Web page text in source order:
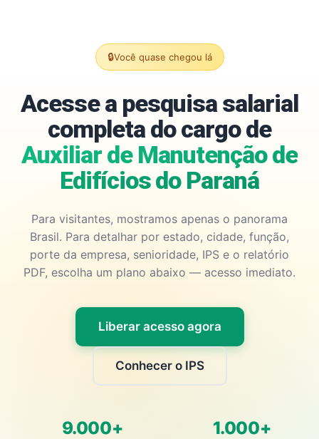
🔒Você quase chegou lá
Acesse a pesquisa salarial
completa do cargo de
Auxiliar de Manutenção de
Edifícios do Paraná
Para visitantes, mostramos apenas o panorama
Brasil. Para detalhar por estado, cidade, função,
porte da empresa, senioridade, IPS e o relatório
PDF, escolha um plano abaixo — acesso imediato.
Liberar acesso agora
Conhecer o IPS
9.000+ 1.000+